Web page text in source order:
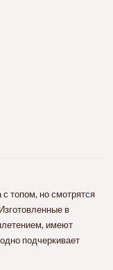
топом, но смотрятся
в
имеют
подчеркивает